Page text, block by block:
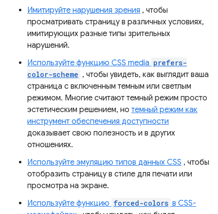
Имитируйте нарушения зрения , чтобы
просматривать страницу в различных условиях,
имитирующих разные типы зрительных
нарушений.
Используйте функцию CSS media prefers-
color-scheme , чтобы увидеть, как выглядит ваша
страница с включенным темным или светлым
режимом. Многие считают темный режим просто
эстетическим решением, но темный режим как
инструмент обеспечения доступности
доказывает свою полезность и в других
отношениях.
Используйте эмуляцию типов данных CSS , чтобы
отобразить страницу в стиле для печати или
просмотра на экране.
Используйте функцию forced-colors в CSS-